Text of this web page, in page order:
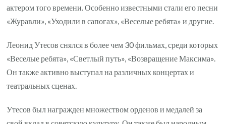
актером того времени. Особенно известными стали его песни
«Журавли», «Уходили в сапогах», «Веселые ребята» и другие.
Леонид Утесов снялся в более чем 30 фильмах, среди которых
«Веселые ребята», «Светлый путь», «Возвращение Максима».
Он также активно выступал на различных концертах и
театральных сценах.
Утесов был награжден множеством орденов и медалей за